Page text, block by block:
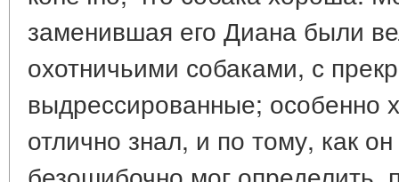
заменившая его Диана были
охотничьими собаками, с
выдрессированные;
отлично знал, и по тому, как